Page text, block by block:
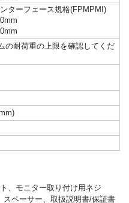
ターフェース規格(FPMPMI)
の耐荷重の上限を確認してくだ
、モニター取り付け用ネジ
ペーサー、取扱説明書/保証書